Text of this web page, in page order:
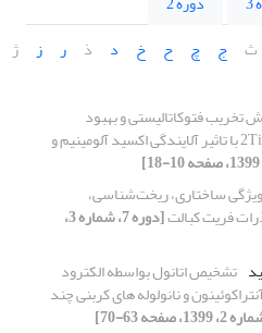
ث ج چ ح خ د ذ ر ز ژ
تخریب فتوکاتالیستی و بهبود
خواص الکتریکی نانومیله های 2TiO با تاثیر آلایندگی اکسید آلومینیم و
ساختاری، ریخت‌شناسی،
فریت کبالت [دوره 7، شماره 3،
تشخیص اتانول بواسطه الکترود
و نانولوله های کربنی چند